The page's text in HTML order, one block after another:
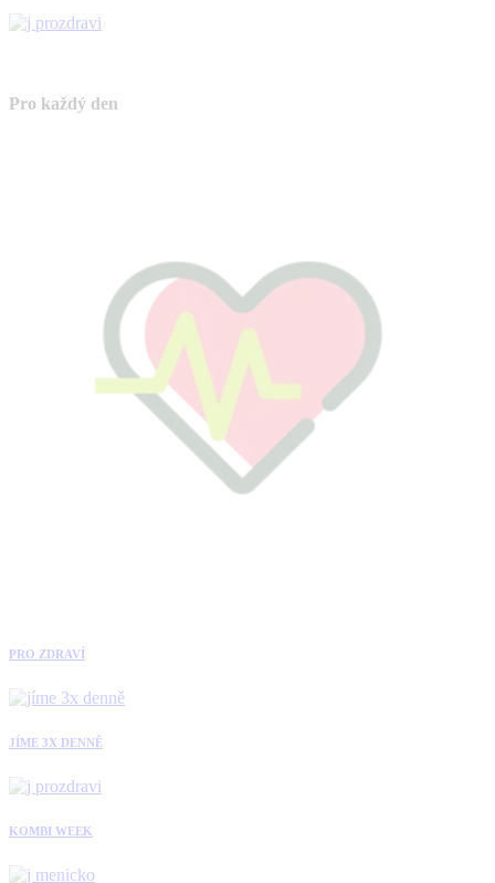
Pro každý den
PRO ZDRAVÍ
JÍME 3X DENNĚ
KOMBI WEEK